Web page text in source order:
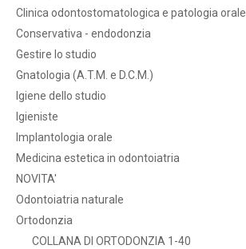
Clinica odontostomatologica e patologia orale
Conservativa - endodonzia
Gestire lo studio
Gnatologia (A.T.M. e D.C.M.)
Igiene dello studio
Igieniste
Implantologia orale
Medicina estetica in odontoiatria
NOVITA'
Odontoiatria naturale
Ortodonzia
COLLANA DI ORTODONZIA 1-40